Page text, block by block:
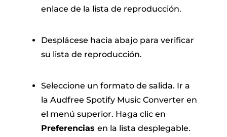
enlace de la lista de reproducción.
Desplácese hacia abajo para verificar
su lista de reproducción.
Seleccione un formato de salida. Ir a
la Audfree Spotify Music Converter en
el menú superior. Haga clic en
Preferencias en la lista desplegable.